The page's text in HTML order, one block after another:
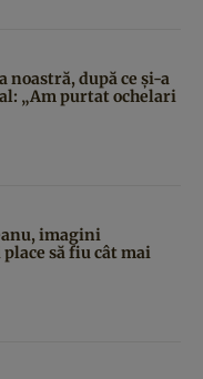
noastră, după ce și-a
„Am purtat ochelari
imagini
să fiu cât mai